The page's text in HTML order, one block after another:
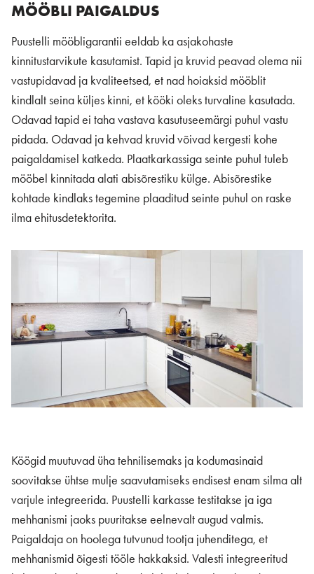
MÖÖBLI PAIGALDUS
Puustelli mööbligarantii eeldab ka asjakohaste
kinnitustarvikute kasutamist. Tapid ja kruvid peavad olema nii
vastupidavad ja kvaliteetsed, et nad hoiaksid mööblit
kindlalt seina küljes kinni, et kööki oleks turvaline kasutada.
Odavad tapid ei taha vastava kasutuseemärgi puhul vastu
pidada. Odavad ja kehvad kruvid võivad kergesti kohe
paigaldamisel katkeda. Plaatkarkassiga seinte puhul tuleb
mööbel kinnitada alati abisõrestiku külge. Abisõrestike
kohtade kindlaks tegemine plaaditud seinte puhul on raske
ilma ehitusdetektorita.
Köögid muutuvad üha tehnilisemaks ja kodumasinaid
soovitakse ühtse mulje saavutamiseks endisest enam silma alt
varjule integreerida. Puustelli karkasse testitakse ja iga
mehhanismi jaoks puuritakse eelnevalt augud valmis.
Paigaldaja on hoolega tutvunud tootja juhenditega, et
mehhanismid õigesti tööle hakkaksid. Valesti integreeritud